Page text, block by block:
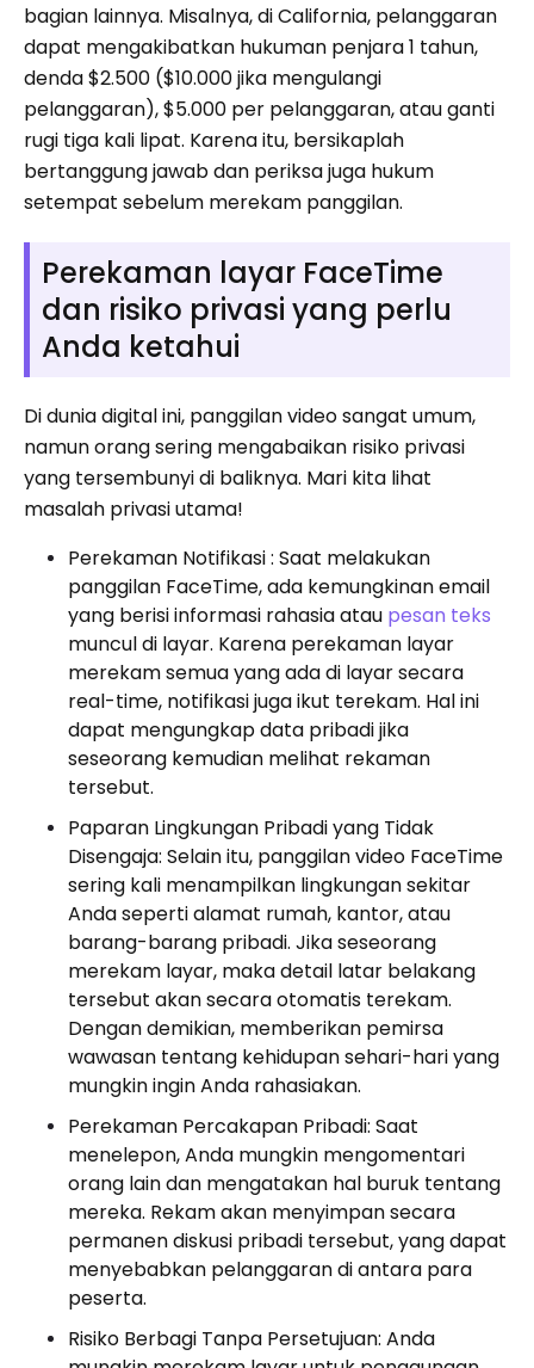
bagian lainnya. Misalnya, di California, pelanggaran
dapat mengakibatkan hukuman penjara 1 tahun,
denda $2.500 ($10.000 jika mengulangi
pelanggaran), $5.000 per pelanggaran, atau ganti
rugi tiga kali lipat. Karena itu, bersikaplah
bertanggung jawab dan periksa juga hukum
setempat sebelum merekam panggilan.
Perekaman layar FaceTime
dan risiko privasi yang perlu
Anda ketahui
Di dunia digital ini, panggilan video sangat umum,
namun orang sering mengabaikan risiko privasi
yang tersembunyi di baliknya. Mari kita lihat
masalah privasi utama!
Perekaman Notifikasi : Saat melakukan
panggilan FaceTime, ada kemungkinan email
yang berisi informasi rahasia atau pesan teks
muncul di layar. Karena perekaman layar
merekam semua yang ada di layar secara
real-time, notifikasi juga ikut terekam. Hal ini
dapat mengungkap data pribadi jika
seseorang kemudian melihat rekaman
tersebut.
Paparan Lingkungan Pribadi yang Tidak
Disengaja: Selain itu, panggilan video FaceTime
sering kali menampilkan lingkungan sekitar
Anda seperti alamat rumah, kantor, atau
barang-barang pribadi. Jika seseorang
merekam layar, maka detail latar belakang
tersebut akan secara otomatis terekam.
Dengan demikian, memberikan pemirsa
wawasan tentang kehidupan sehari-hari yang
mungkin ingin Anda rahasiakan.
Perekaman Percakapan Pribadi: Saat
menelepon, Anda mungkin mengomentari
orang lain dan mengatakan hal buruk tentang
mereka. Rekam akan menyimpan secara
permanen diskusi pribadi tersebut, yang dapat
menyebabkan pelanggaran di antara para
peserta.
Risiko Berbagi Tanpa Persetujuan: Anda